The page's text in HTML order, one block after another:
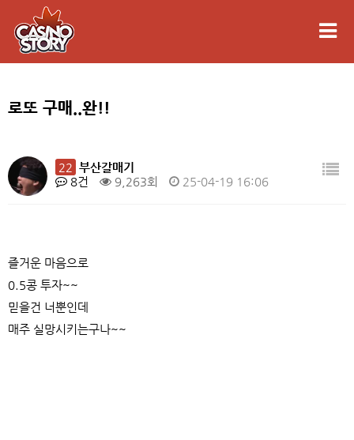
로또 구매..완!!
22 부산갈매기
8건
9,263회 25-04-19 16:06
즐거운 마음으로
0.5콩 투자~~
믿을건 너뿐인데
매주 실망시키는구나~~